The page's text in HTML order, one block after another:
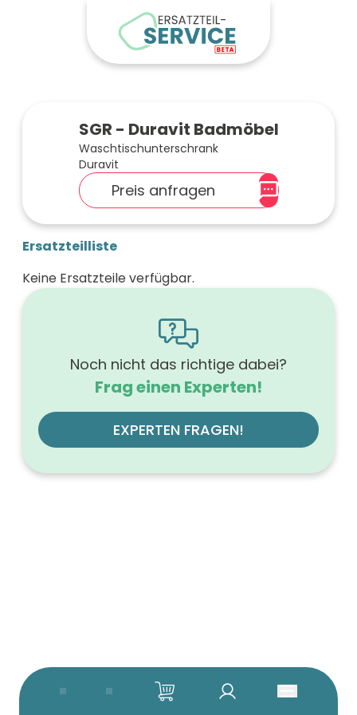
SGR - Duravit Badmöbel
Waschtischunterschrank
Duravit
Preis anfragen
Ersatzteilliste
Keine Ersatzteile verfügbar.
Noch nicht das richtige dabei?
Frag einen Experten!
EXPERTEN FRAGEN!